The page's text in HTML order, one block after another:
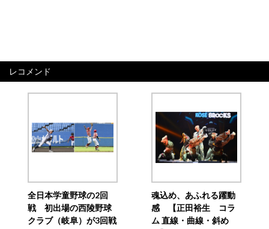
レコメンド
全日本学童野球の2回
戦 初出場の西陵野球
クラブ（岐阜）が3回戦
魂込め、あふれる躍動
感 【正田裕生 コラ
ム 直線・曲線・斜め